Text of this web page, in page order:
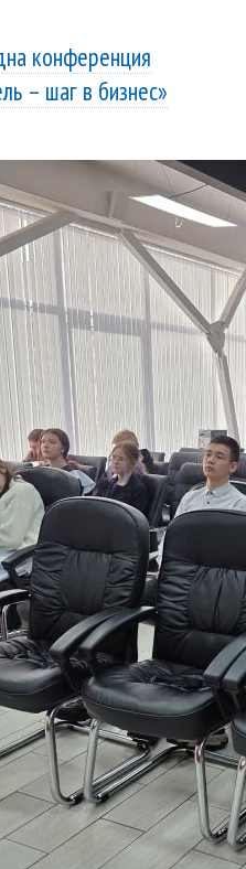
конференция
– шаг в бизнес»